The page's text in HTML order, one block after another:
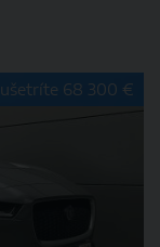
ušetríte 68 300 €